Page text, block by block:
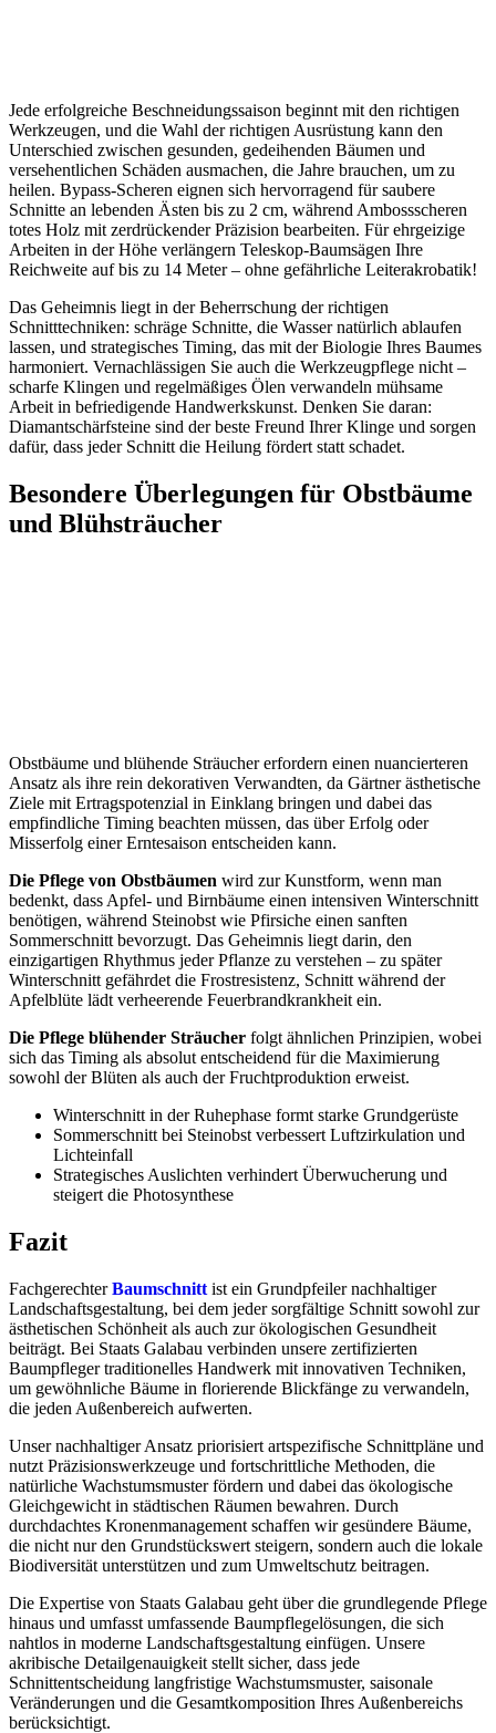
Jede erfolgreiche Beschneidungssaison beginnt mit den richtigen
Werkzeugen, und die Wahl der richtigen Ausrüstung kann den
Unterschied zwischen gesunden, gedeihenden Bäumen und
versehentlichen Schäden ausmachen, die Jahre brauchen, um zu
heilen. Bypass-Scheren eignen sich hervorragend für saubere
Schnitte an lebenden Ästen bis zu 2 cm, während Ambossscheren
totes Holz mit zerdrückender Präzision bearbeiten. Für ehrgeizige
Arbeiten in der Höhe verlängern Teleskop-Baumsägen Ihre
Reichweite auf bis zu 14 Meter – ohne gefährliche Leiterakrobatik!
Das Geheimnis liegt in der Beherrschung der richtigen
Schnitttechniken: schräge Schnitte, die Wasser natürlich ablaufen
lassen, und strategisches Timing, das mit der Biologie Ihres Baumes
harmoniert. Vernachlässigen Sie auch die Werkzeugpflege nicht –
scharfe Klingen und regelmäßiges Ölen verwandeln mühsame
Arbeit in befriedigende Handwerkskunst. Denken Sie daran:
Diamantschärfsteine sind der beste Freund Ihrer Klinge und sorgen
dafür, dass jeder Schnitt die Heilung fördert statt schadet.
Besondere Überlegungen für Obstbäume
und Blühsträucher
Obstbäume und blühende Sträucher erfordern einen nuancierteren
Ansatz als ihre rein dekorativen Verwandten, da Gärtner ästhetische
Ziele mit Ertragspotenzial in Einklang bringen und dabei das
empfindliche Timing beachten müssen, das über Erfolg oder
Misserfolg einer Erntesaison entscheiden kann.
Die Pflege von Obstbäumen wird zur Kunstform, wenn man
bedenkt, dass Apfel- und Birnbäume einen intensiven Winterschnitt
benötigen, während Steinobst wie Pfirsiche einen sanften
Sommerschnitt bevorzugt. Das Geheimnis liegt darin, den
einzigartigen Rhythmus jeder Pflanze zu verstehen – zu später
Winterschnitt gefährdet die Frostresistenz, Schnitt während der
Apfelblüte lädt verheerende Feuerbrandkrankheit ein.
Die Pflege blühender Sträucher folgt ähnlichen Prinzipien, wobei
sich das Timing als absolut entscheidend für die Maximierung
sowohl der Blüten als auch der Fruchtproduktion erweist.
Winterschnitt in der Ruhephase formt starke Grundgerüste
Sommerschnitt bei Steinobst verbessert Luftzirkulation und
Lichteinfall
Strategisches Auslichten verhindert Überwucherung und
steigert die Photosynthese
Fazit
FachgerechterBaumschnitt ist ein Grundpfeiler nachhaltiger
Landschaftsgestaltung, bei dem jeder sorgfältige Schnitt sowohl zur
ästhetischen Schönheit als auch zur ökologischen Gesundheit
beiträgt. Bei Staats Galabau verbinden unsere zertifizierten
Baumpfleger traditionelles Handwerk mit innovativen Techniken,
um gewöhnliche Bäume in florierende Blickfänge zu verwandeln,
die jeden Außenbereich aufwerten.
Unser nachhaltiger Ansatz priorisiert artspezifische Schnittpläne und
nutzt Präzisionswerkzeuge und fortschrittliche Methoden, die
natürliche Wachstumsmuster fördern und dabei das ökologische
Gleichgewicht in städtischen Räumen bewahren. Durch
durchdachtes Kronenmanagement schaffen wir gesündere Bäume,
die nicht nur den Grundstückswert steigern, sondern auch die lokale
Biodiversität unterstützen und zum Umweltschutz beitragen.
Die Expertise von Staats Galabau geht über die grundlegende Pflege
hinaus und umfasst umfassende Baumpflegelösungen, die sich
nahtlos in moderne Landschaftsgestaltung einfügen. Unsere
akribische Detailgenauigkeit stellt sicher, dass jede
Schnittentscheidung langfristige Wachstumsmuster, saisonale
Veränderungen und die Gesamtkomposition Ihres Außenbereichs
berücksichtigt.